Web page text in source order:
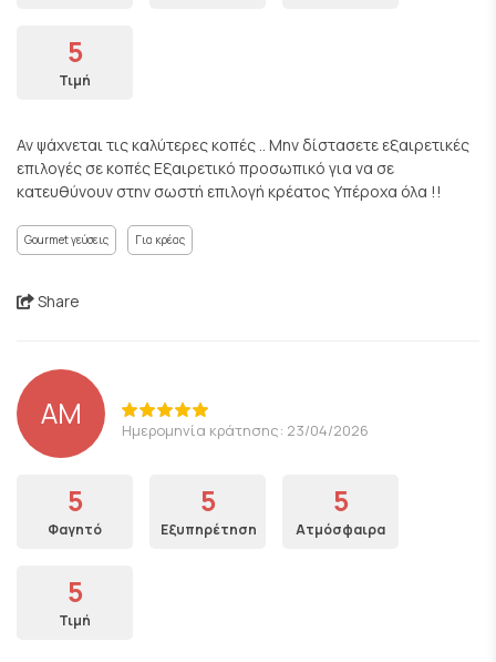
5
Τιμή
Αν ψάχνεται τις καλύτερες κοπές .. Μην δίστασετε εξαιρετικές
επιλογές σε κοπές Εξαιρετικό προσωπικό για να σε
κατευθύνουν στην σωστή επιλογή κρέατος Υπέροχα όλα !!
Gourmet γεύσεις Για κρέας
Share
AM Ημερομηνία κράτησης: 23/04/2026
5
Φαγητό
5
Εξυπηρέτηση
5
Ατμόσφαιρα
5
Τιμή